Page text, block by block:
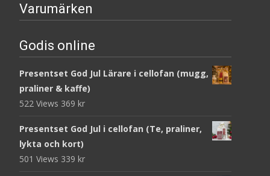
Varumärken
Godis online
Presentset God Jul Lärare i cellofan (mugg,
praliner & kaffe)
522 Views 369 kr
Presentset God Jul i cellofan (Te, praliner,
lykta och kort)
501 Views 339 kr